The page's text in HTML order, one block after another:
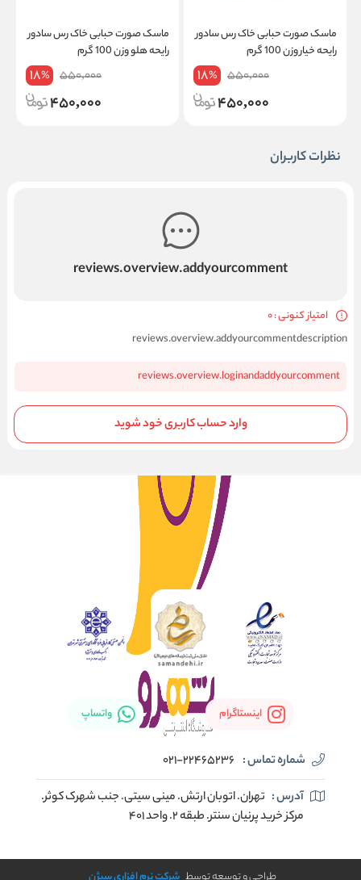
ماسک صورت حبابی خاک رس سادور
رایحه خیار وزن 100 گرم
550,000
18%
450,000
ماسک صورت حبابی خاک رس سادور
رایحه هلو وزن 100 گرم
550,000
18%
450,000
نظرات کاربران
reviews.overview.addyourcomment
امتیاز کنونی : 0
reviews.overview.addyourcommentdescription
reviews.overview.loginandaddyourcomment
وارد حساب کاربری خود شوید
اینستاگرام واتساپ
شماره تماس : 021-22465236
آدرس : تهران. اتوبان ارتش. مینی سیتی. جنب شهرک کوثر.
مرکز خرید پرنیان سنتر. طبقه ۲. واحد ۴۰۱